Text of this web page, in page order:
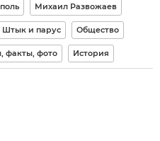
Михаил Развожаев
Штык и парус Общество
факты, фото История